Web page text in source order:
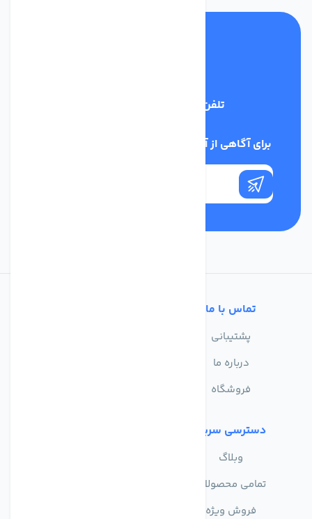
تلفن پشتیبانی
برای آگاهی از آخرین اخبار در خبرنامه ما عضو شوید
تماس با ما
پشتیبانی
درباره ما
فروشگاه
دسترسی سریع
وبلاگ
تمامی محصولات
فروش ویژه